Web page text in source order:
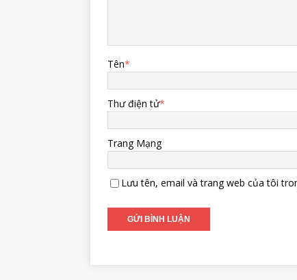
Tên*
Thư điện tử*
Trang Mạng
Lưu tên, email và trang web của tôi